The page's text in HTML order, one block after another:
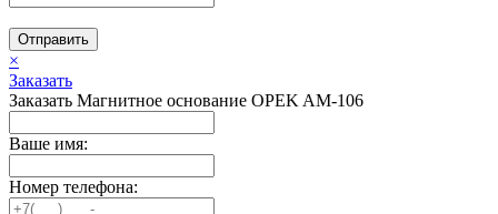
Отправить
×
Заказать
Заказать Магнитное основание OPEK AM-106
Ваше имя:
Номер телефона: